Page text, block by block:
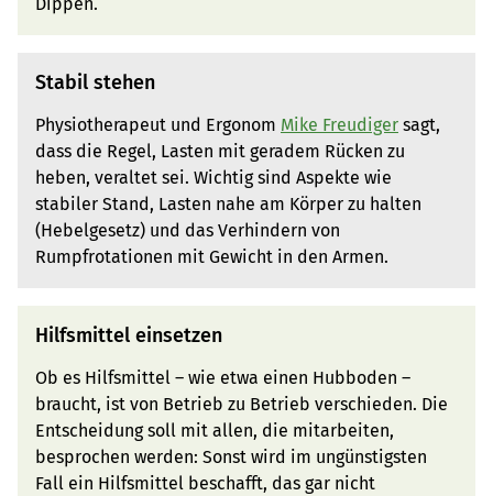
Stabil stehen
Physiotherapeut und Ergonom Mike Freudiger sagt,
dass die Regel, Lasten mit geradem Rücken zu
heben, veraltet sei. Wichtig sind Aspekte wie
stabiler Stand, Lasten nahe am Körper zu halten
(Hebelgesetz) und das Verhindern von
Rumpfrotationen mit Gewicht in den Armen.
Hilfsmittel einsetzen
Ob es Hilfsmittel – wie etwa einen Hubboden –
braucht, ist von Betrieb zu Betrieb verschieden. Die
Entscheidung soll mit allen, die mitarbeiten,
besprochen werden: Sonst wird im ungünstigsten
Fall ein Hilfsmittel beschafft, das gar nicht